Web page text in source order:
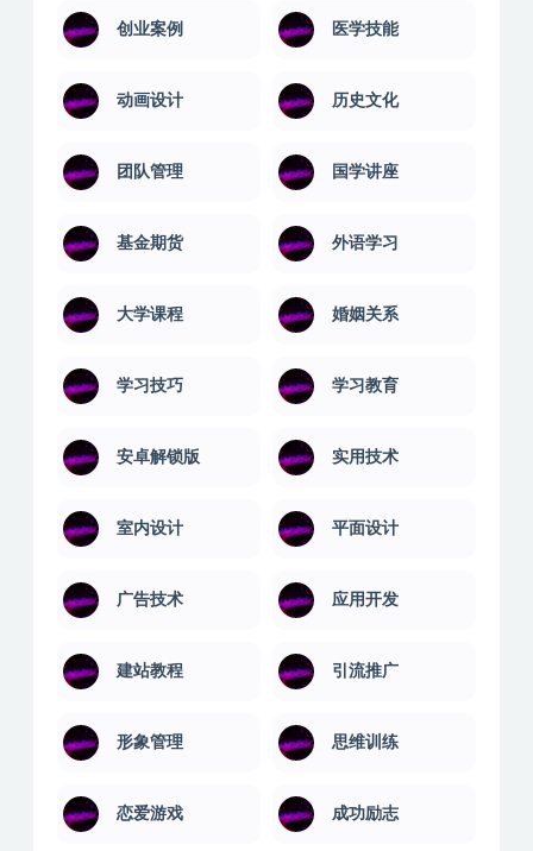
创业案例 医学技能
动画设计 历史文化
团队管理 国学讲座
基金期货 外语学习
大学课程 婚姻关系
学习技巧 学习教育
安卓解锁版 实用技术
室内设计 平面设计
广告技术 应用开发
建站教程 引流推广
形象管理 思维训练
恋爱游戏 成功励志